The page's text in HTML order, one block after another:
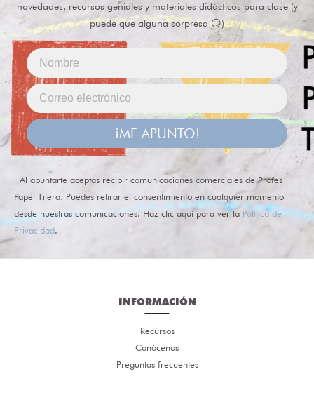
novedades, recursos geniales y materiales didácticos para clase (y
puede que alguna sorpresa 😏)
¡ME APUNTO!
Al apuntarte aceptas recibir comunicaciones comerciales de Profes
Papel Tijera. Puedes retirar el consentimiento en cualquier momento
desde nuestras comunicaciones. Haz clic aquí para ver la Política de
Privacidad.
INFORMACIÓN
Recursos
Conócenos
Preguntas frecuentes